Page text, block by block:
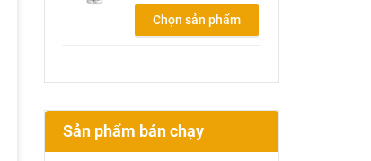
Chọn sản phẩm
Sản phẩm bán chạy